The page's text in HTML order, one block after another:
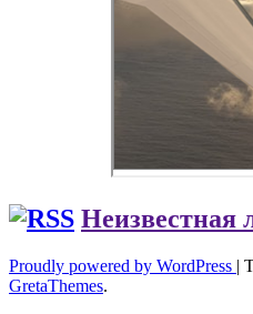
Неизвестная
Proudly powered by WordPress |
GretaThemes.